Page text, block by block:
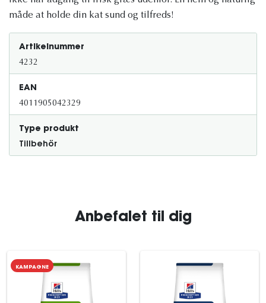
måde at holde din kat sund og tilfreds!
Artikelnummer
4232
EAN
4011905042329
Type produkt
Tillbehör
Anbefalet til dig
KAMPAGNE